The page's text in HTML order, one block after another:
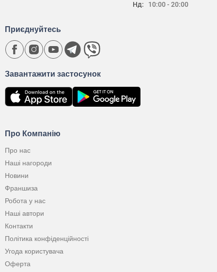
Нд:
10:00 - 20:00
Про Компанію
Про нас
Наші нагороди
Новини
Франшиза
Робота у нас
Наші автори
Контакти
Політика конфіденційності
Угода користувача
Оферта
Завантажити застосунок
Приєднуйтесь